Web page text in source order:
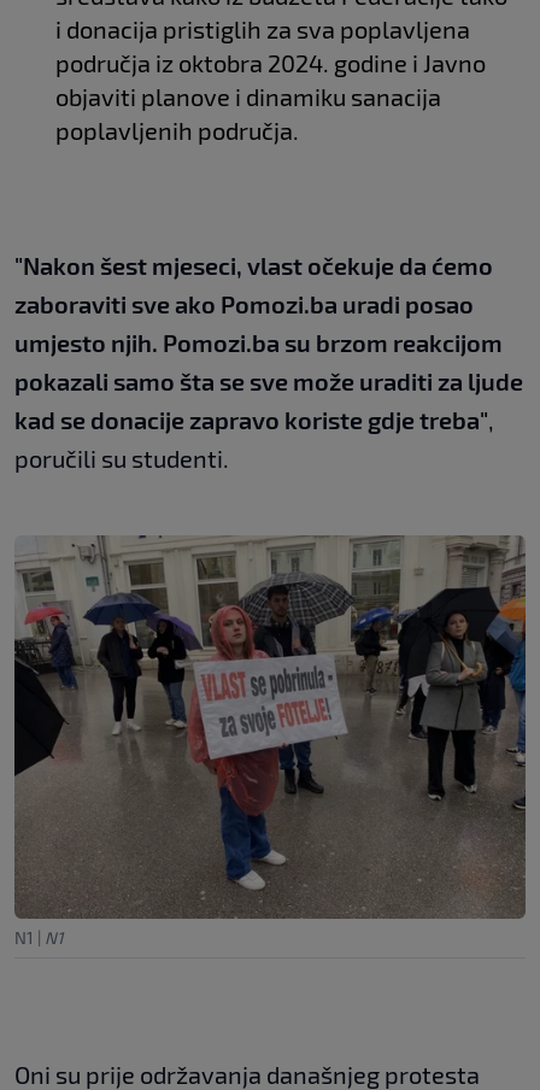
i donacija pristiglih za sva poplavljena
područja iz oktobra 2024. godine i Javno
objaviti planove i dinamiku sanacija
poplavljenih područja.
"Nakon šest mjeseci, vlast očekuje da ćemo
zaboraviti sve ako Pomozi.ba uradi posao
umjesto njih. Pomozi.ba su brzom reakcijom
pokazali samo šta se sve može uraditi za ljude
kad se donacije zapravo koriste gdje treba",
poručili su studenti.
N1 | N1
Oni su prije održavanja današnjeg protesta